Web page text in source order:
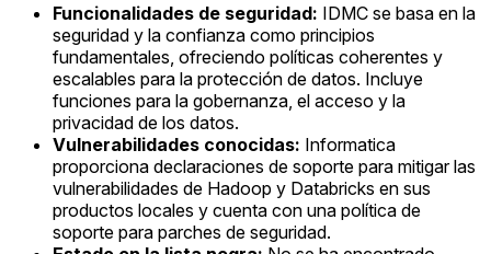
Funcionalidades de seguridad: IDMC se basa en la
seguridad y la confianza como principios
fundamentales, ofreciendo políticas coherentes y
escalables para la protección de datos. Incluye
funciones para la gobernanza, el acceso y la
privacidad de los datos.
Vulnerabilidades conocidas: Informatica
proporciona declaraciones de soporte para mitigar las
vulnerabilidades de Hadoop y Databricks en sus
productos locales y cuenta con una política de
soporte para parches de seguridad.